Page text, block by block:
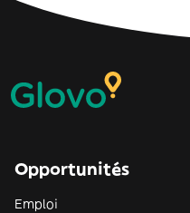
Opportunités
Emploi